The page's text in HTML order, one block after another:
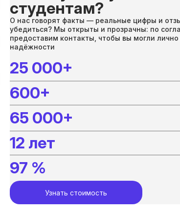
студентам?
О нас говорят факты — реальные цифры и
убедиться? Мы открыты и прозрачны: по
предоставим контакты, чтобы вы могли
надёжности
25 000+
600+
65 000+
12 лет
97 %
Узнать стоимость